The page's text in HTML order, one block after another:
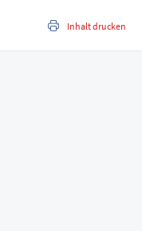
Inhalt drucken